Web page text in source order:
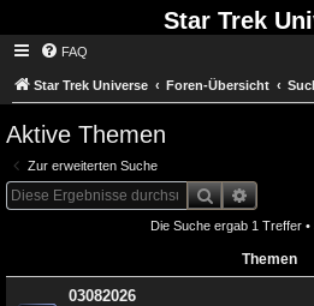
Star Trek
FAQ
Star Trek Universe Foren-Übersicht
Aktive Themen
Zur erweiterten Suche
Suche
Die Suche ergab 1 Treffer •
Themen
03082026